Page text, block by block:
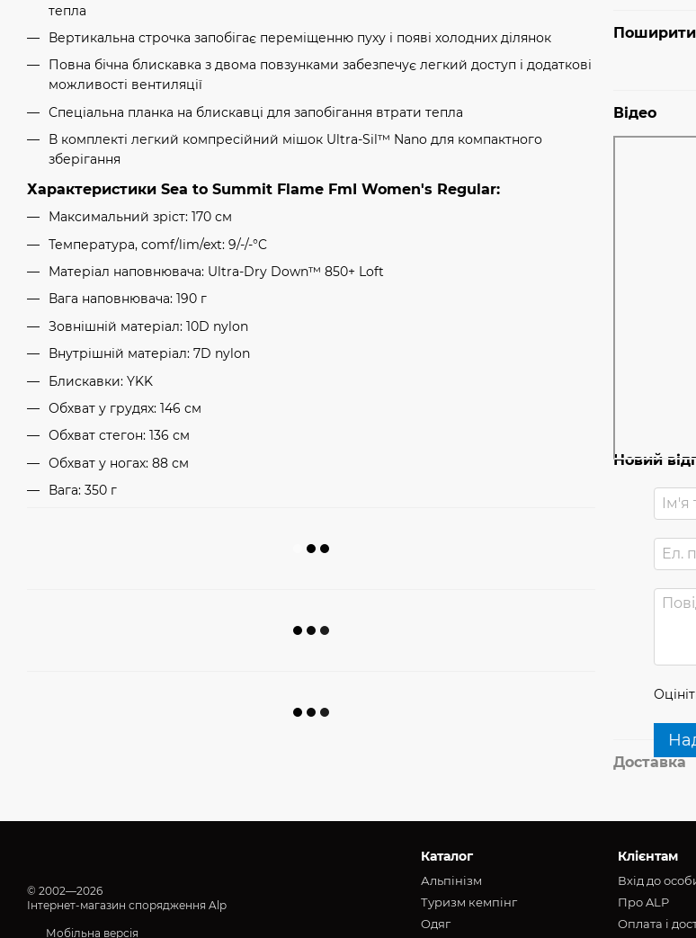
тепла
Вертикальна строчка запобігає переміщенню пуху і появі холодних ділянок
Повна бічна блискавка з двома повзунками забезпечує легкий доступ і додаткові
можливості вентиляції
Спеціальна планка на блискавці для запобігання втрати тепла
В комплекті легкий компресійний мішок Ultra-Sil™ Nano для компактного
зберігання
Характеристики Sea to Summit Flame FmI Women's Regular:
Максимальний зріст: 170 см
Температура, comf/lim/ext: 9/-/-°C
Матеріал наповнювача: Ultra-Dry Down™ 850+ Loft
Вага наповнювача: 190 г
Зовнішній матеріал: 10D nylon
Внутрішній матеріал: 7D nylon
Блискавки: YKK
Обхват у грудях: 146 см
Обхват стегон: 136 см
Обхват у ногах: 88 см
Вага: 350 г
Відео
Новий
Доставка
© 2002—2026
Інтернет-магазин спорядження Alp
Мобільна версія
Каталог
Альпінізм
Туризм кемпінг
Oдяг
Клієнтам
Вхід до
Про ALP
Оплата і